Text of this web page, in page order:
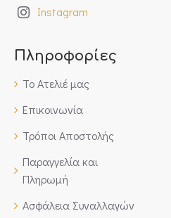
Instagram
Πληροφορίες
Το Ατελιέ μας
Επικοινωνία
Τρόποι Αποστολής
Παραγγελία και
Πληρωμή
Ασφάλεια Συναλλαγών